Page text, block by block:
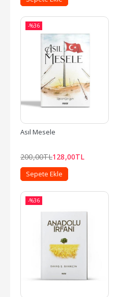
-%36
Asıl Mesele
200,00TL128,00TL
Sepete Ekle
-%36